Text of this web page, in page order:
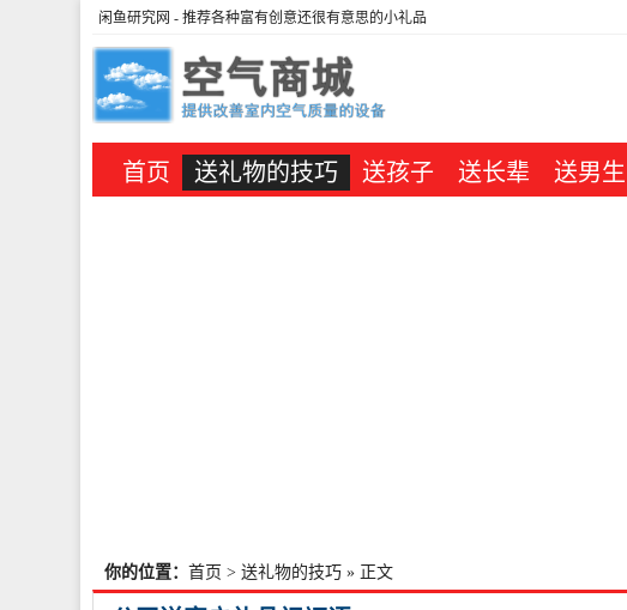
闲鱼研究网 - 推荐各种富有创意还很有意思的小礼品
首页 送礼物的技巧 送孩子 送长辈 送男生
你的位置： 首页 > 送礼物的技巧 » 正文